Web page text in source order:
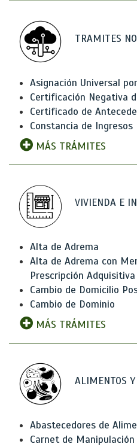
TRAMITES
Asignación Universal
Certificación Negativa
Certificado de
Constancia de
MÁS TRÁMITES
VIVIENDA E
Alta de Adrema
Alta de Adrema con
Prescripción Adquisitiva
Cambio de Domicilio
Cambio de Dominio
MÁS TRÁMITES
ALIMENTOS
Abastecedores de
Carnet de